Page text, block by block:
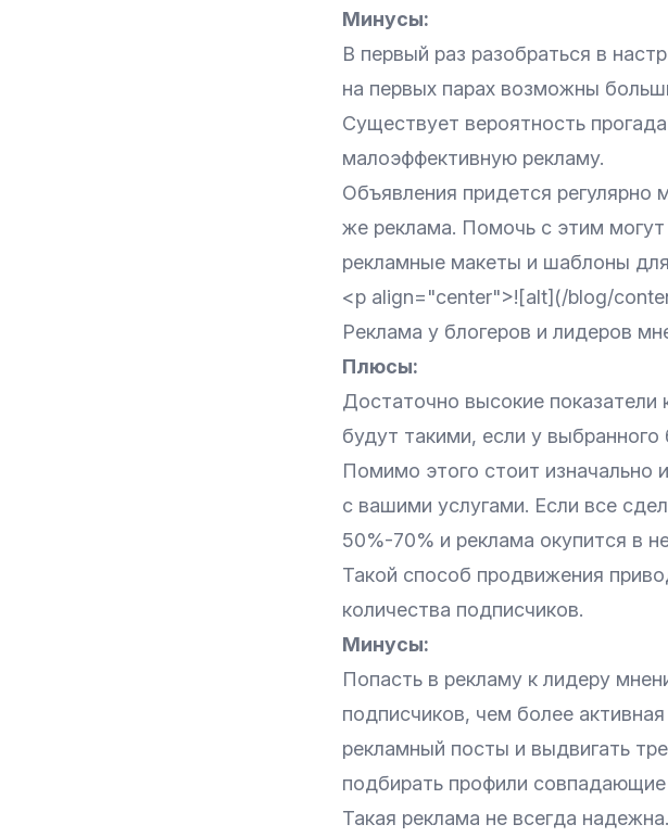
Минусы:
В первый раз разобраться в
на первых парах возможны
Cуществует вероятность
малоэффективную рекламу.
Объявления придется регулярно
же реклама. Помочь с этим
рекламные макеты и шаблоны
<p align="center">![alt](/blog/
Реклама у блогеров и лидеров
Плюсы:
Достаточно высокие показатели
будут такими, если у
Помимо этого стоит изначально
с вашими услугами. Если все
50%-70% и реклама окупится в
Такой способ продвижения
количества подписчиков.
Минусы:
Попасть в рекламу к лидеру
подписчиков, чем более
рекламный посты и выдвигать
подбирать профили совпадающие
Такая реклама не всегда